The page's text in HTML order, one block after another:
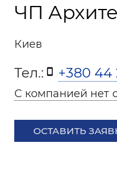
Котлы
Работа
Разное
Холод,
Котлы
Монтаж
Акции
Фото
ЧП
Киев
Тел.: +380 44
С компанией нет
ОСТАВИТЬ